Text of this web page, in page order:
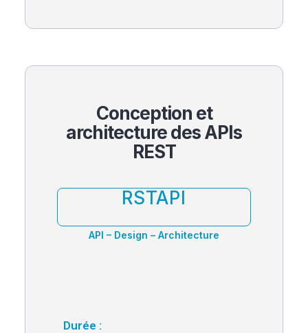
Conception et
architecture des APIs
REST​
RSTAPI
API – Design – Architecture
Durée :